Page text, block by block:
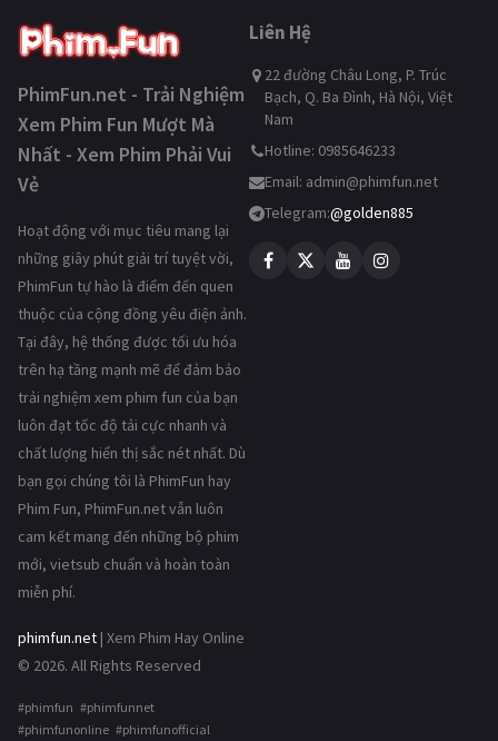
PhimFun.net - Trải Nghiệm
Xem Phim Fun Mượt Mà
Nhất - Xem Phim Phải Vui
Vẻ
Hoạt động với mục tiêu mang lại
những giây phút giải trí tuyệt vời,
PhimFun tự hào là điểm đến quen
thuộc của cộng đồng yêu điện ảnh.
Tại đây, hệ thống được tối ưu hóa
trên hạ tầng mạnh mẽ để đảm bảo
trải nghiệm xem phim fun của bạn
luôn đạt tốc độ tải cực nhanh và
chất lượng hiển thị sắc nét nhất. Dù
bạn gọi chúng tôi là PhimFun hay
Phim Fun, PhimFun.net vẫn luôn
cam kết mang đến những bộ phim
mới, vietsub chuẩn và hoàn toàn
miễn phí.
phimfun.net | Xem Phim Hay Online
© 2026. All Rights Reserved
#phimfun #phimfunnet
#phimfunonline #phimfunofficial
Liên Hệ
22 đường Châu Long, P. Trúc
Bạch, Q. Ba Đình, Hà Nội, Việt
Nam
Hotline: 0985646233
Email: admin@phimfun.net
Telegram:@golden885